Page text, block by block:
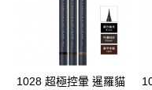
５．嚴禁一人註冊多個帳號或
恩沛科技股份有限公司將有權
1028 超極控暈 暹羅貓